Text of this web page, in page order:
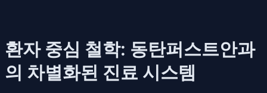
환자 중심 철학: 동탄퍼스트안과
의 차별화된 진료 시스템